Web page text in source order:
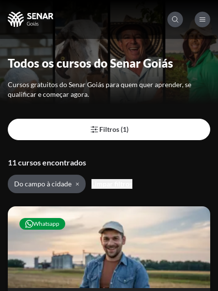
Todos os cursos do Senar Goiás
Cursos gratuitos do Senar Goiás para quem quer aprender, se
qualificar e começar agora.
Filtros (1)
11 cursos encontrados
Do campo à cidade
Whatsapp